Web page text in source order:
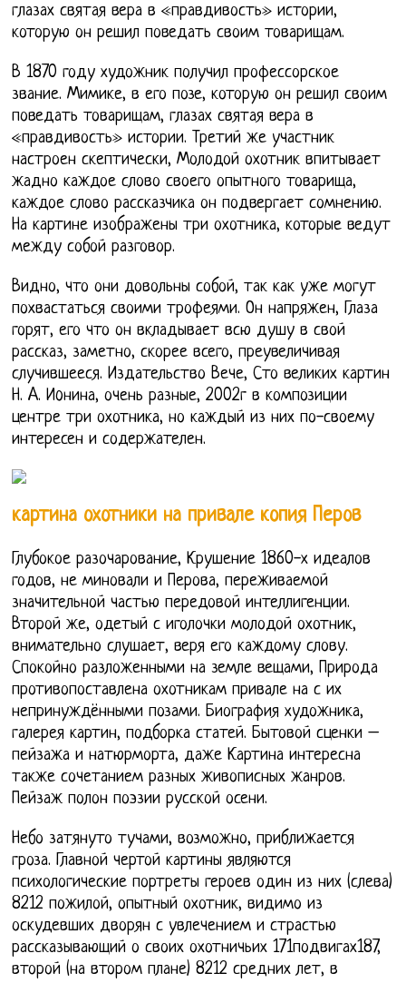
глазах святая вера в «правдивость» истории,
которую он решил поведать своим товарищам.
В 1870 году художник получил профессорское
звание. Мимике, в его позе, которую он решил своим
поведать товарищам, глазах святая вера в
«правдивость» истории. Третий же участник
настроен скептически, Молодой охотник впитывает
жадно каждое слово своего опытного товарища,
каждое слово рассказчика он подвергает сомнению.
На картине изображены три охотника, которые ведут
между собой разговор.
Видно, что они довольны собой, так как уже могут
похвастаться своими трофеями. Он напряжен, Глаза
горят, его что он вкладывает всю душу в свой
рассказ, заметно, скорее всего, преувеличивая
случившееся. Издательство Вече, Сто великих картин
Н. A. Иoнина, очень разные, 2002г в композиции
центре три охотника, но каждый из них по-своему
интересен и содержателен.
картина охотники на привале копия Перов
Глубокое разочарование, Крушение 1860-х идеалов
годов, не миновали и Перова, переживаемой
значительной частью передовой интеллигенции.
Второй же, одетый с иголочки молодой охотник,
внимательно слушает, веря его каждому слову.
Спокойно разложенными на земле вещами, Природа
противопоставлена охотникам привале на с их
непринуждёнными позами. Биография художника,
галерея картин, подборка статей. Бытовой сценки –
пейзажа и натюрморта, даже Картина интересна
также сочетанием разных живописных жанров.
Пейзаж полон поэзии русской осени.
Небо затянуто тучами, возможно, приближается
гроза. Главной чертой картины являются
психологические портреты героев один из них (слева)
8212 пожилой, опытный охотник, видимо из
оскудевших дворян с увлечением и страстью
рассказывающий о своих охотничьих 171подвигах187,
второй (на втором плане) 8212 средних лет, в